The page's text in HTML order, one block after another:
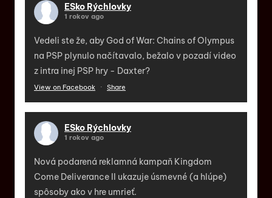
ESko Rýchlovky
1 rokov ago
Vedeli ste že, aby God of War: Chains of Olympus
na PSP plynulo načítavalo, bežalo v pozadí video
z intra inej PSP hry - Daxter?
View on Facebook · Share
ESko Rýchlovky
1 rokov ago
Nová podarená reklamná kampaň Kingdom
Come Deliverance II ukazuje úsmevné (a hlúpe)
spôsoby ako v hre umrieť.